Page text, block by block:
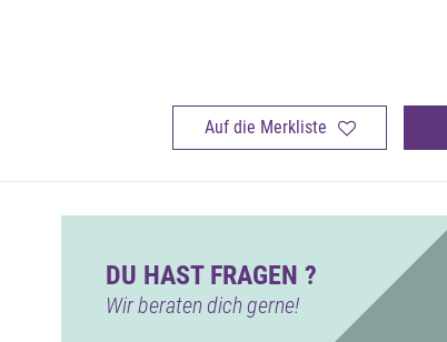
Auf die Merkliste
DU HAST FRAGEN ?
Wir beraten dich gerne!